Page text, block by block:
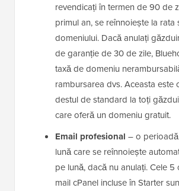
revendicați în termen de 90 de
primul an, se reînnoiește la rata
domeniului. Dacă anulați
de garanție de 30 de zile,
taxă de domeniu
rambursarea dvs. Aceasta este
destul de standard la toți
care oferă un domeniu gratuit.
Email profesional – o
lună care se reînnoiește
pe lună, dacă nu anulați. Cele 5
mail cPanel incluse în Starter